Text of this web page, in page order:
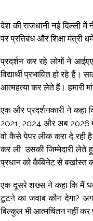
देश की राजधानी नई दिल्ली
पर प्रतिबंध और शिक्षा मंत्री
प्रदर्शन कर रहे लोगों ने
विद्यार्थी प्रभावित हो रहे
आत्महत्या कर लेते हैं। हमारी
एक और प्रदर्शनकारी ने कहा
2021, 2024 और अब 2026
वो कैसे पेपर लीक करा दे रही
कर ली, उसकी जिम्मेदारी लेते
प्रधान को कैबिनेट से बर्खास्त
एक दूसरे शख्स ने कहा कि मैं
टूटने का जवाब कौन देगा?
बिल्कुल भी आत्मचिंतन नहीं कर